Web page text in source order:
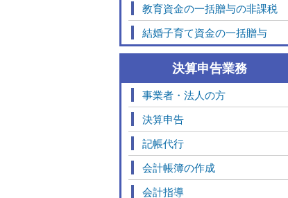
教育資金の一括贈与の非課税
結婚子育て資金の一括贈与
決算申告業務
事業者・法人の方
決算申告
記帳代行
会計帳簿の作成
会計指導